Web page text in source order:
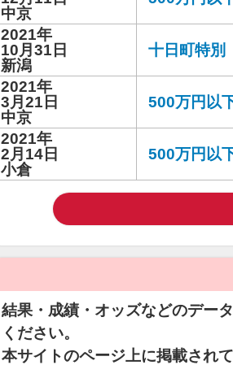
中京
2021年
10月31日
新潟
十日町特別
2021年
3月21日
中京
500万円以
2021年
2月14日
小倉
500万円以
結果・成績・オッズなどのデー
ください。
本サイトのページ上に掲載され